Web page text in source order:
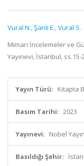
Vural N.,Şanlı E.,Vural S.
Mimari İncelemeler ve
Yayınevi, İstanbul, ss.15-
Yayın Türü: Kitapta
Basım Tarihi: 2023
Yayınevi: Nobel
Basıldığı Şehir: